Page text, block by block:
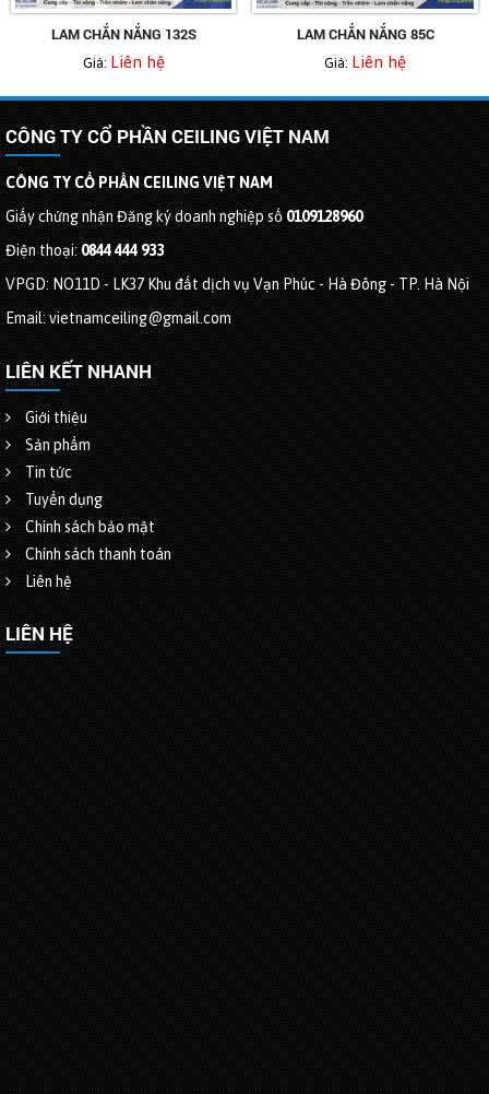
LAM CHẮN NẮNG 132S
Giá: Liên hệ
LAM CHẮN NẮNG 85C
Giá: Liên hệ
CÔNG TY CỔ PHẦN CEILING VIỆT NAM
CÔNG TY CỔ PHẦN CEILING VIỆT NAM
Giấy chứng nhận Đăng ký doanh nghiệp số0109128960
Điện thoại:0844 444 933
VPGD: NO11D - LK37 Khu đất dịch vụ Vạn Phúc - Hà Đông - TP. Hà Nội
Email: vietnamceiling@gmail.com
LIÊN KẾT NHANH
Giới thiệu
Sản phẩm
Tin tức
Tuyển dụng
Chính sách bảo mật
Chính sách thanh toán
Liên hệ
LIÊN HỆ